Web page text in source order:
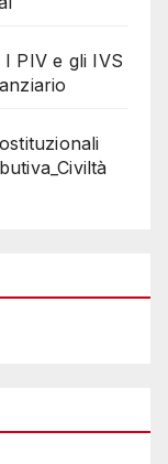
PIV e gli IVS